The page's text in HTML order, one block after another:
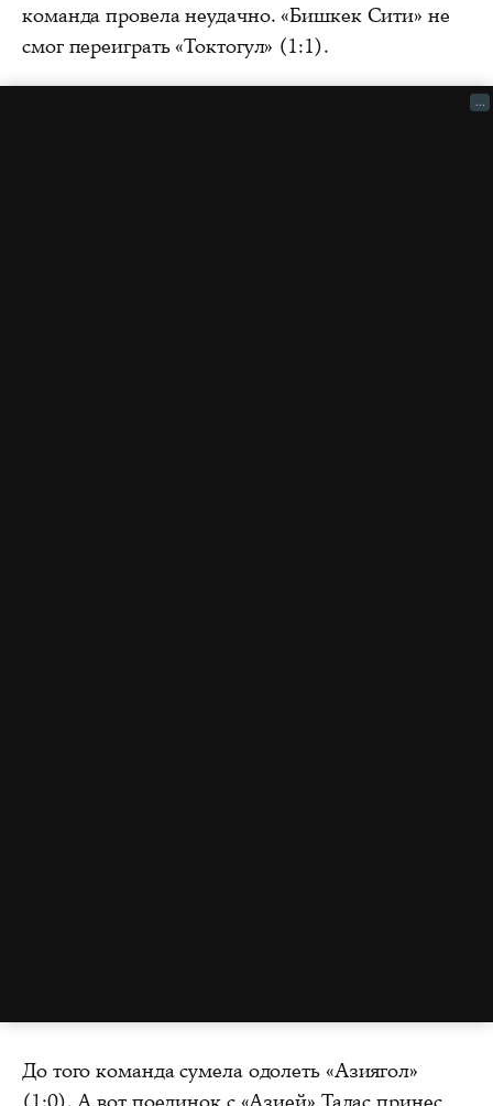
команда провела неудачно. «Бишкек Сити» не
смог переиграть «Токтогул» (1:1).
...
До того команда сумела одолеть «Азиягол»